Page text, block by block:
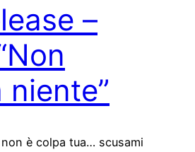
–
è colpa tua… scusami